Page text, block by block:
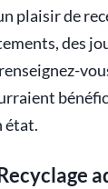
plaisir de
des
état.